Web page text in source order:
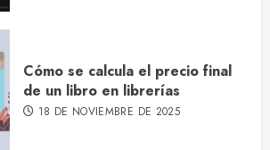
Cómo se calcula el precio final
de un libro en librerías
18 DE NOVIEMBRE DE 2025